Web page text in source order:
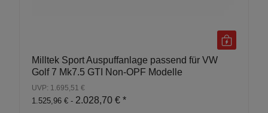
Milltek Sport Auspuffanlage passend für VW
Golf 7 Mk7.5 GTI Non-OPF Modelle
UVP: 1.695,51 €
1.525,96 € - 2.028,70 € *